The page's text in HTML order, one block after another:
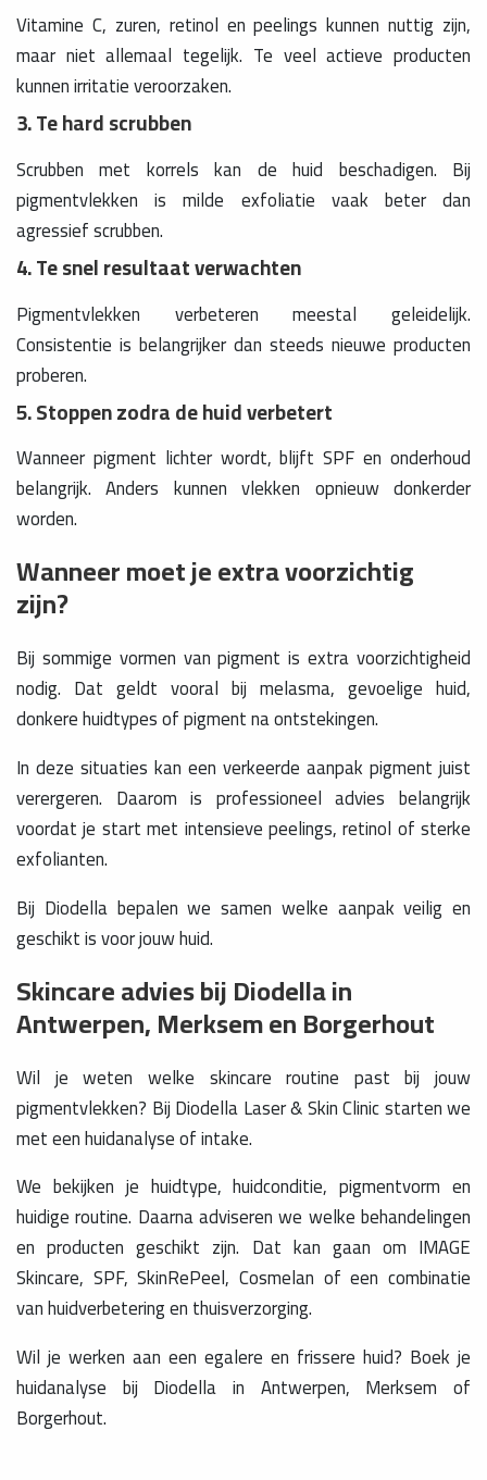
Vitamine C, zuren, retinol en peelings kunnen nuttig zijn,
maar niet allemaal tegelijk. Te veel actieve producten
kunnen irritatie veroorzaken.
3. Te hard scrubben
Scrubben met korrels kan de huid beschadigen. Bij
pigmentvlekken is milde exfoliatie vaak beter dan
agressief scrubben.
4. Te snel resultaat verwachten
Pigmentvlekken verbeteren meestal geleidelijk.
Consistentie is belangrijker dan steeds nieuwe producten
proberen.
5. Stoppen zodra de huid verbetert
Wanneer pigment lichter wordt, blijft SPF en onderhoud
belangrijk. Anders kunnen vlekken opnieuw donkerder
worden.
Wanneer moet je extra voorzichtig
zijn?
Bij sommige vormen van pigment is extra voorzichtigheid
nodig. Dat geldt vooral bij melasma, gevoelige huid,
donkere huidtypes of pigment na ontstekingen.
In deze situaties kan een verkeerde aanpak pigment juist
verergeren. Daarom is professioneel advies belangrijk
voordat je start met intensieve peelings, retinol of sterke
exfolianten.
Bij Diodella bepalen we samen welke aanpak veilig en
geschikt is voor jouw huid.
Skincare advies bij Diodella in
Antwerpen, Merksem en Borgerhout
Wil je weten welke skincare routine past bij jouw
pigmentvlekken? Bij Diodella Laser & Skin Clinic starten we
met een huidanalyse of intake.
We bekijken je huidtype, huidconditie, pigmentvorm en
huidige routine. Daarna adviseren we welke behandelingen
en producten geschikt zijn. Dat kan gaan om IMAGE
Skincare, SPF, SkinRePeel, Cosmelan of een combinatie
van huidverbetering en thuisverzorging.
Wil je werken aan een egalere en frissere huid? Boek je
huidanalyse bij Diodella in Antwerpen, Merksem of
Borgerhout.